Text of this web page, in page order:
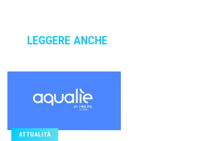
LEGGERE ANCHE
ATTUALITÀ